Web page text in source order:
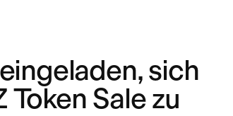
sich
Sale zu